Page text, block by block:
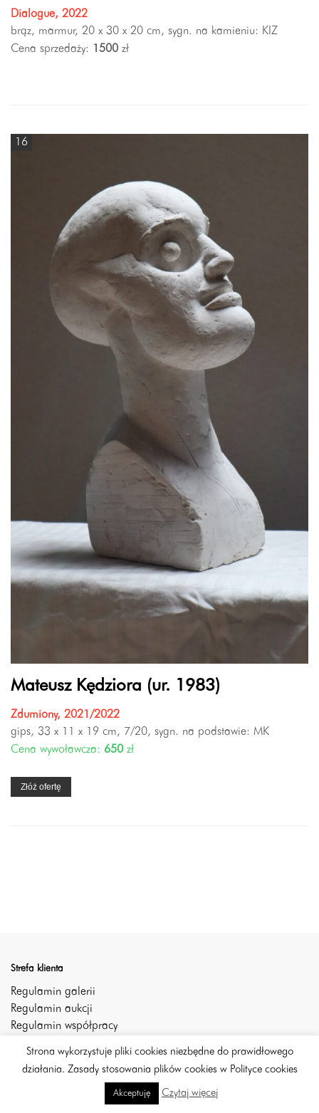
Dialogue, 2022
brąz, marmur, 20 x 30 x 20 cm, sygn. na kamieniu: KIZ
Cena sprzedaży: 1500 zł
16
Mateusz Kędziora (ur. 1983)
Zdumiony, 2021/2022
gips, 33 x 11 x 19 cm, 7/20, sygn. na podstawie: MK
Cena wywoławcza: 650 zł
Złóż ofertę
Strefa klienta
Regulamin galerii
Regulamin aukcji
Regulamin współpracy
Polityka prywatności
Strona wykorzystuje pliki cookies niezbędne do prawidłowego
działania. Zasady stosowania plików cookies w Polityce cookies
Akceptuję Czytaj więcej